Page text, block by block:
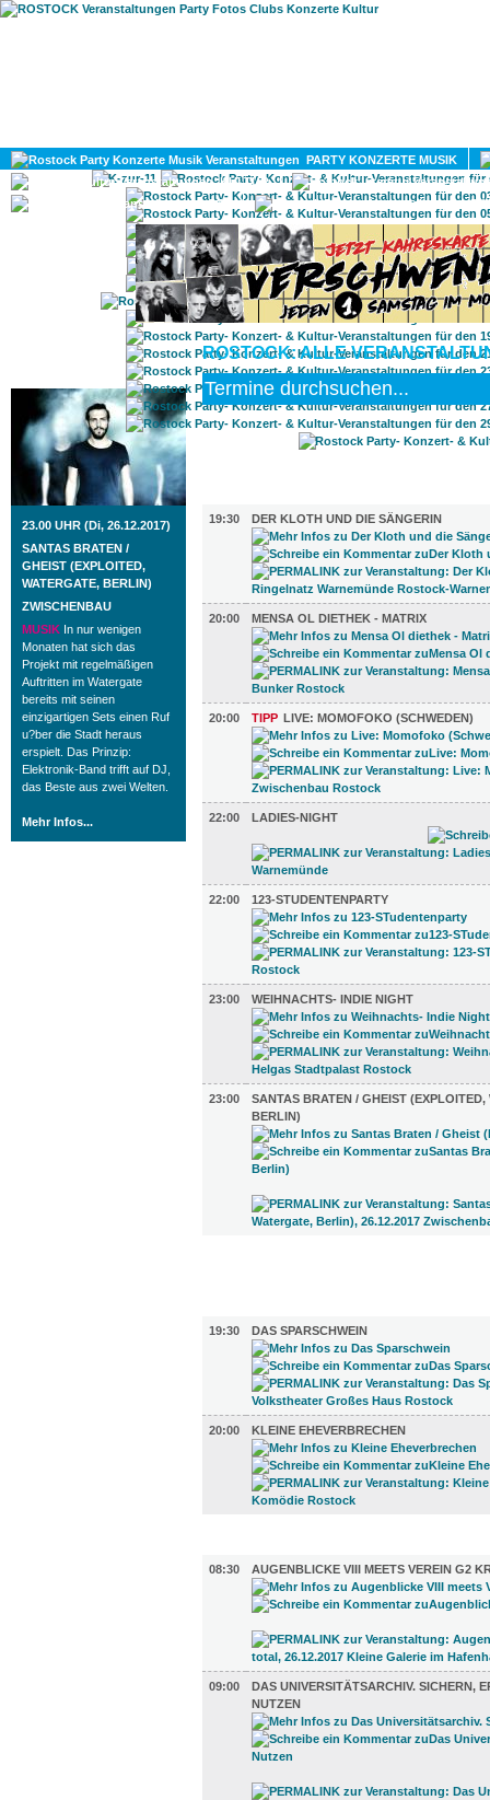
PARTY KONZERTE MUSIK
KULTUR
GAY
ROSTOCK TAGESTIPP
23.00 UHR (Di, 26.12.2017)
SANTAS BRATEN /
GHEIST (EXPLOITED,
WATERGATE, BERLIN)
ZWISCHENBAU
MUSIK In nur wenigen
Monaten hat sich das
Projekt mit regelmäßigen
Auftritten im Watergate
bereits mit seinen
einzigartigen Sets einen Ruf
u?ber die Stadt heraus
erspielt. Das Prinzip:
Elektronik-Band trifft auf DJ,
das Beste aus zwei Welten.
Mehr Infos...
ROSTOCK: ALLE
19:30
DER KLOTH UND DIE SÄNGERIN
20:00 MENSA OL DIETHEK - MATRIX
20:00 TIPP LIVE: MOMOFOKO (SCHWEDEN)
22:00 LADIES-NIGHT
22:00 123-STUDENTENPARTY
23:00 WEIHNACHTS- INDIE NIGHT
23:00
SANTAS BRATEN / GHEIST (EXPLOITED,
BERLIN)
19:30
DAS SPARSCHWEIN
20:00 KLEINE EHEVERBRECHEN
08:30
AUGENBLICKE VIII MEETS VEREIN G2
09:00
DAS UNIVERSITÄTSARCHIV. SICHERN,
UTZEN